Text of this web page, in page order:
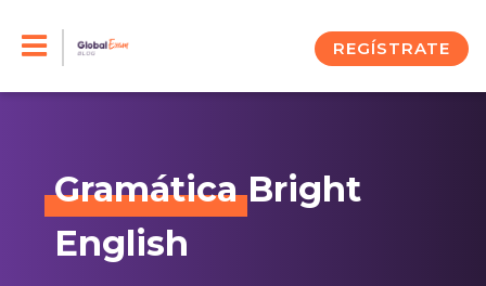
REGÍSTRATE
GramáticaBright
English